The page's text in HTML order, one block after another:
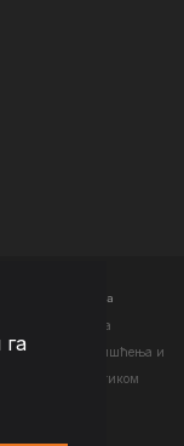
права задржана
се са нашим <а
коришћења и